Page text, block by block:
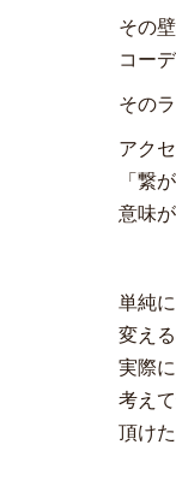
その
コー
その
アク
「繋
意味
単純
変え
実際
考え
頂け